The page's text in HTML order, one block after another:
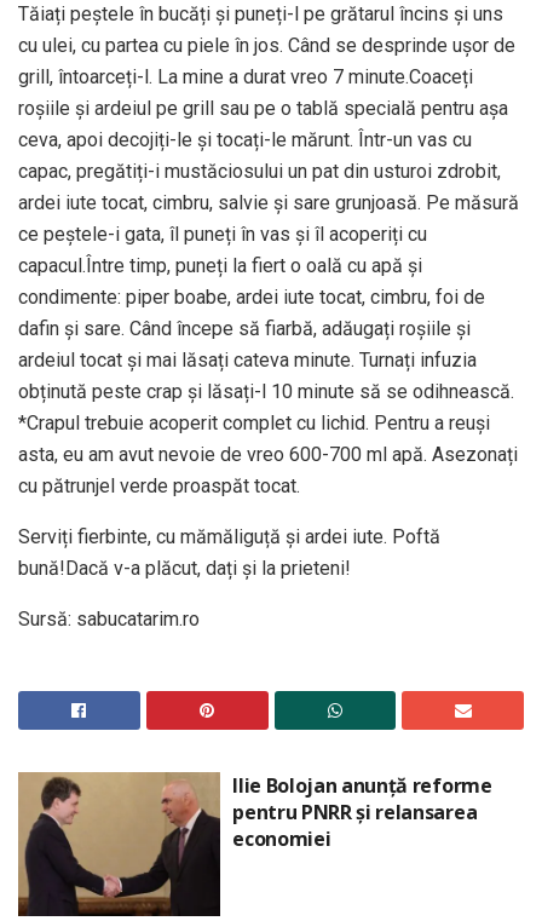
Tăiați peștele în bucăți și puneți-l pe grătarul încins și uns
cu ulei, cu partea cu piele în jos. Când se desprinde ușor de
grill, întoarceți-l. La mine a durat vreo 7 minute.Coaceți
roșiile și ardeiul pe grill sau pe o tablă specială pentru așa
ceva, apoi decojiți-le și tocați-le mărunt. Într-un vas cu
capac, pregătiți-i mustăciosului un pat din usturoi zdrobit,
ardei iute tocat, cimbru, salvie și sare grunjoasă. Pe măsură
ce peștele-i gata, îl puneți în vas și îl acoperiți cu
capacul.Între timp, puneți la fiert o oală cu apă și
condimente: piper boabe, ardei iute tocat, cimbru, foi de
dafin și sare. Când începe să fiarbă, adăugați roșiile și
ardeiul tocat și mai lăsați cateva minute. Turnați infuzia
obținută peste crap și lăsați-l 10 minute să se odihnească.
*Crapul trebuie acoperit complet cu lichid. Pentru a reuși
asta, eu am avut nevoie de vreo 600-700 ml apă. Asezonați
cu pătrunjel verde proaspăt tocat.
Serviți fierbinte, cu mămăliguță și ardei iute. Poftă
bună!Dacă v-a plăcut, dați și la prieteni!
Sursă: sabucatarim.ro
Ilie Bolojan anunță reforme
pentru PNRR și relansarea
economiei